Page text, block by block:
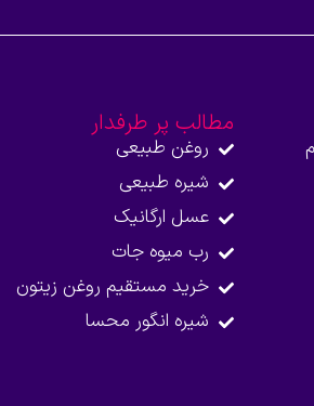
مطالب پر طرفدار
روغن طبیعی
شیره طبیعی
عسل ارگانیک
رب میوه جات
خرید مستقیم روغن زیتون
شیره انگور محسا